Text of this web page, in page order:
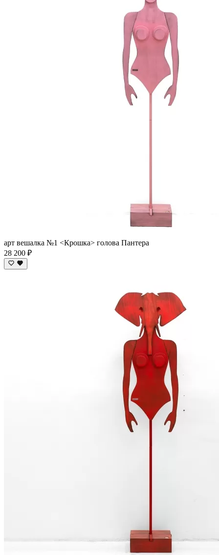
арт вешалка №1 <Крошка> голова Пантера
28 200 ₽